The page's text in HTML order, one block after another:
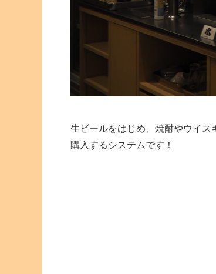
生ビールをはじめ、焼酎やウイス
購入するシステムです！